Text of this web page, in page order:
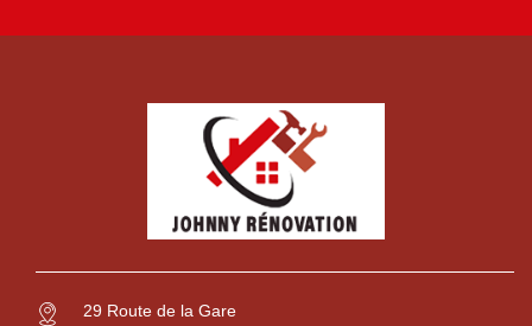
29 Route de la Gare